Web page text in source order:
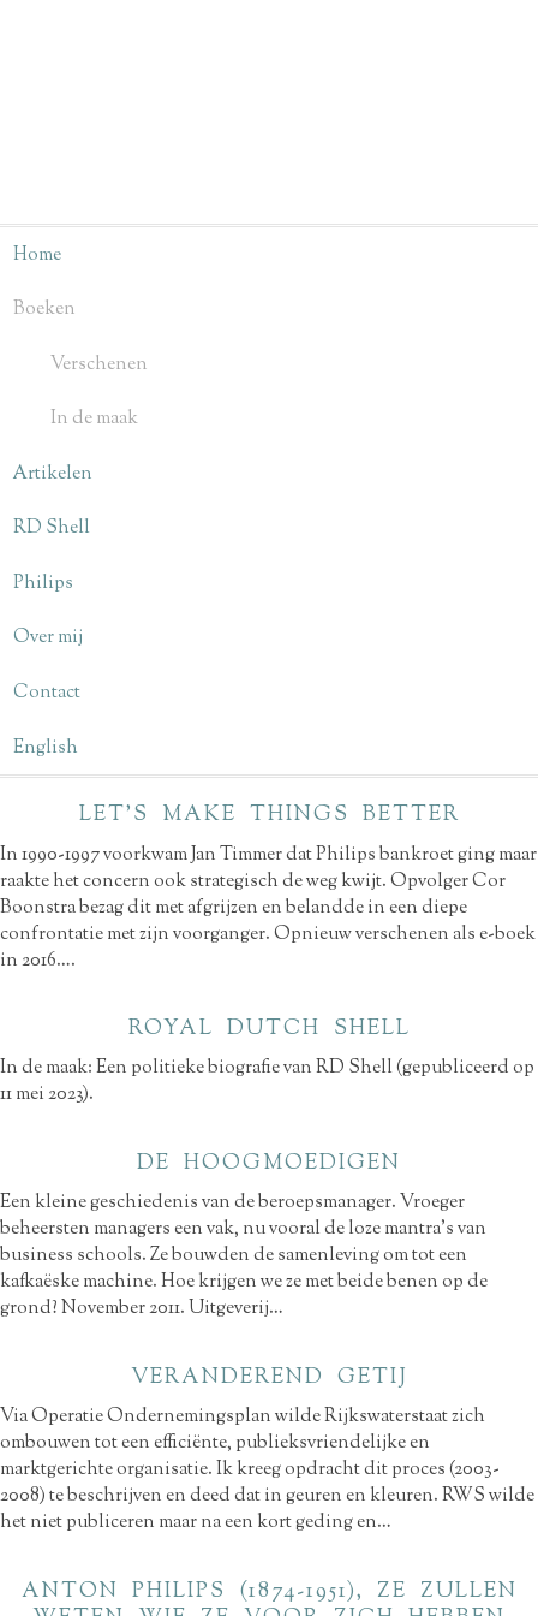
Home
Boeken
Verschenen
In de maak
Artikelen
RD Shell
Philips
Over mij
Contact
English
LET’S MAKE THINGS BETTER
In 1990-1997 voorkwam Jan Timmer dat Philips bankroet ging maar
raakte het concern ook strategisch de weg kwijt. Opvolger Cor
Boonstra bezag dit met afgrijzen en belandde in een diepe
confrontatie met zijn voorganger. Opnieuw verschenen als e-boek
in 2016….
ROYAL DUTCH SHELL
In de maak: Een politieke biografie van RD Shell (gepubliceerd op
11 mei 2023).
DE HOOGMOEDIGEN
Een kleine geschiedenis van de beroepsmanager. Vroeger
beheersten managers een vak, nu vooral de loze mantra’s van
business schools. Ze bouwden de samenleving om tot een
kafkaëske machine. Hoe krijgen we ze met beide benen op de
grond? November 2011. Uitgeverij…
VERANDEREND GETIJ
Via Operatie Ondernemingsplan wilde Rijkswaterstaat zich
ombouwen tot een efficiënte, publieksvriendelijke en
marktgerichte organisatie. Ik kreeg opdracht dit proces (2003-
2008) te beschrijven en deed dat in geuren en kleuren. RWS wilde
het niet publiceren maar na een kort geding en…
ANTON PHILIPS (1874-1951), ZE ZULLEN